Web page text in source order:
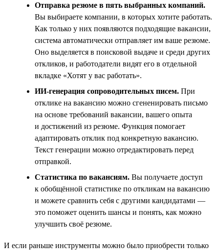
Отправка резюме в пять выбранных компаний.
Вы выбираете компании, в которых хотите работать.
Как только у них появляются подходящие вакансии,
система автоматически отправляет им ваше резюме.
Оно выделяется в поисковой выдаче и среди других
откликов, и работодатели видят его в отдельной
вкладке «Хотят у вас работать».
ИИ-генерация сопроводительных писем. При
отклике на вакансию можно сгененировать письмо
на основе требований вакансии, вашего опыта
и достижений из резюме. Функция помогает
адаптировать отклик под конкретную вакансию.
Текст генерации можно отредактировать перед
отправкой.
Статистика по вакансиям. Вы получаете доступ
к обобщённой статистике по откликам на вакансию
и можете сравнить себя с другими кандидатами —
это поможет оценить шансы и понять, как можно
улучшить своё резюме.
И если раньше инструменты можно было приобрести только